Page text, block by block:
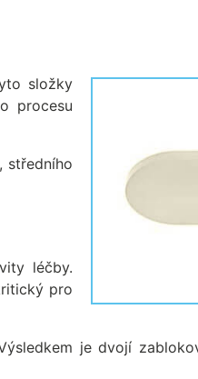
složky
procesu
středního
léčby.
pro
je dvojí